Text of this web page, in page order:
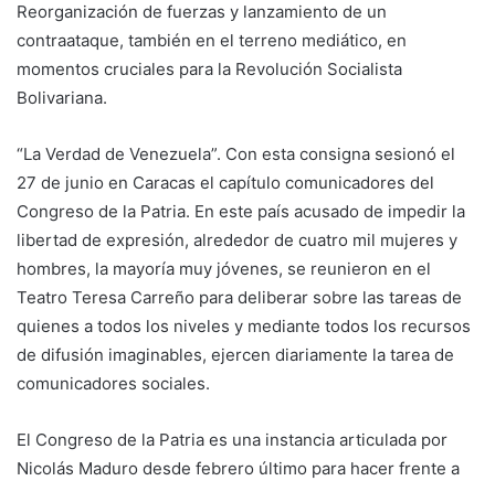
Reorganización de fuerzas y lanzamiento de un
contraataque, también en el terreno mediático, en
momentos cruciales para la Revolución Socialista
Bolivariana.
“La Verdad de Venezuela”. Con esta consigna sesionó el
27 de junio en Caracas el capítulo comunicadores del
Congreso de la Patria. En este país acusado de impedir la
libertad de expresión, alrededor de cuatro mil mujeres y
hombres, la mayoría muy jóvenes, se reunieron en el
Teatro Teresa Carreño para deliberar sobre las tareas de
quienes a todos los niveles y mediante todos los recursos
de difusión imaginables, ejercen diariamente la tarea de
comunicadores sociales.
El Congreso de la Patria es una instancia articulada por
Nicolás Maduro desde febrero último para hacer frente a